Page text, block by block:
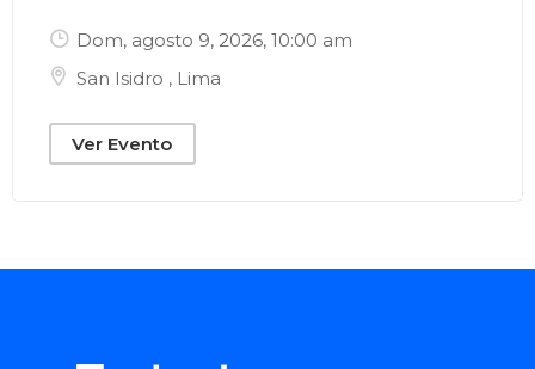
Dom, agosto 9, 2026, 10:00 am
San Isidro , Lima
Ver Evento